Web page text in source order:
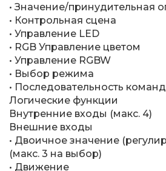
• Значение/принудительная
• Контрольная сцена
• Управление LED
• RGB Управление цветом
• Управление RGBW
• Выбор режима
• Последовательность команд
Логические функции
Внутренние входы (макс. 4)
Внешние входы
• Двоичное значение
(макс. 3 на выбор)
• Движение